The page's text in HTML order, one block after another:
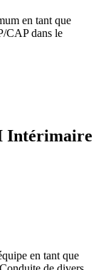
en tant que
CAP dans le
Intérimaire
en tant que